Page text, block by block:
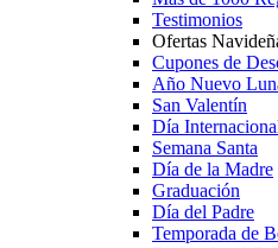
Testimonios
Ofertas
Cupones de
Año Nuevo
San Valentín
Día
Semana Santa
Día de la Madre
Graduación
Día del Padre
Temporada de